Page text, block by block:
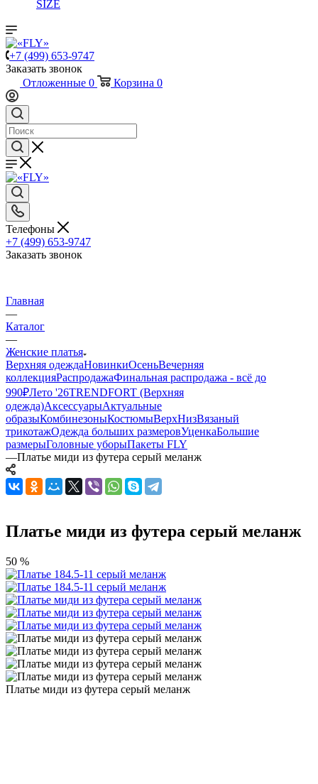
SIZE
+7 (499) 653-9747
Заказать звонок
Отложенные 0 Корзина 0
Телефоны
+7 (499) 653-9747
Заказать звонок
Главная
—
Каталог
—
Женские платья
Верхняя одеждаНовинкиОсеньВечерняя
коллекцияРаспродажаФинальная распродажа - всё до
990₽Лето '26TRENDFORT (Верхняя
одежда)АксессуарыАктуальные
образыКомбинезоныКостюмыВерхНизВязаный
трикотажОдежда больших размеровУценкаБольшие
размерыГоловные уборыПакеты FLY
—Платье миди из футера серый меланж
Платье миди из футера серый меланж
50 %
Платье миди из футера серый меланж